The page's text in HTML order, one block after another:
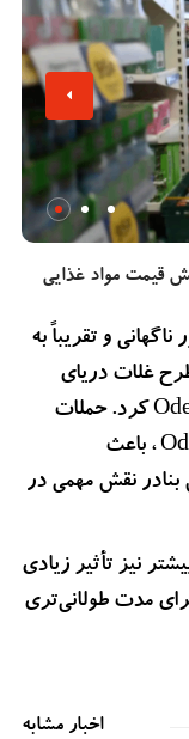
قیمت مواد غذایی
و تقریباً به
غلات دریای
سیاه خارج شد، شروع به بمباران بندر Odessa کرد. حملات
روسیه به بنادر اوکراین، به‌ویژه بندر Odessa ، باعث
بنادر نقش مهمی در
نیز تأثیر زیادی
مدت طولانی‌تری
اخبار مشابه